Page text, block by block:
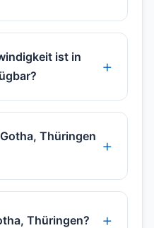
ist in
Thüringen
Thüringen?